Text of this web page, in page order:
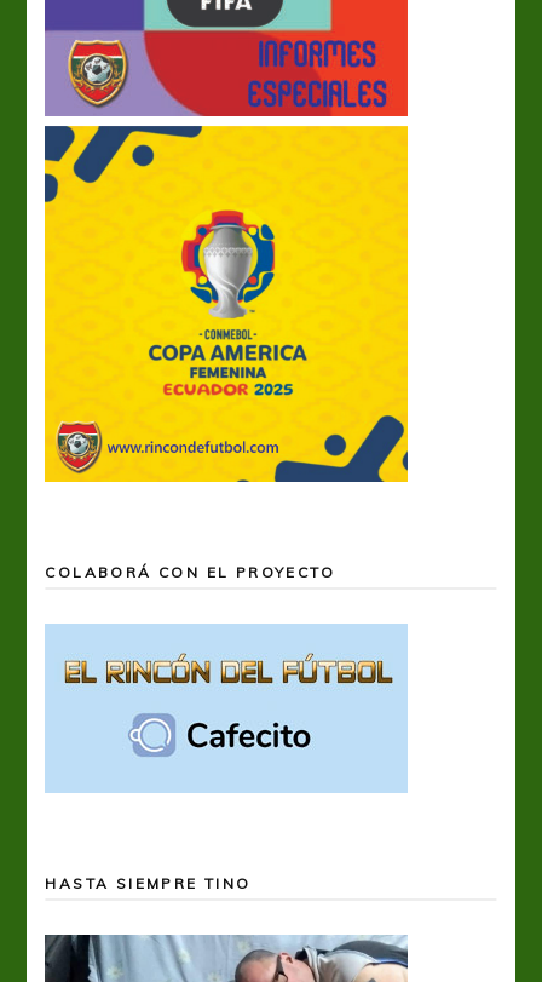
COLABORÁ CON EL PROYECTO
HASTA SIEMPRE TINO